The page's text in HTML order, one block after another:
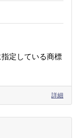
定している商標
詳細